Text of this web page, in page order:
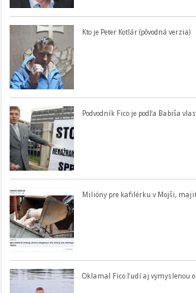
Kto je Peter Kotlár (pôvodná verzia)
Podvodník Fico je podľa Babiša
Milióny pre kafilérku v Mojši,
Oklamal Fico ľudí aj vymyslenou